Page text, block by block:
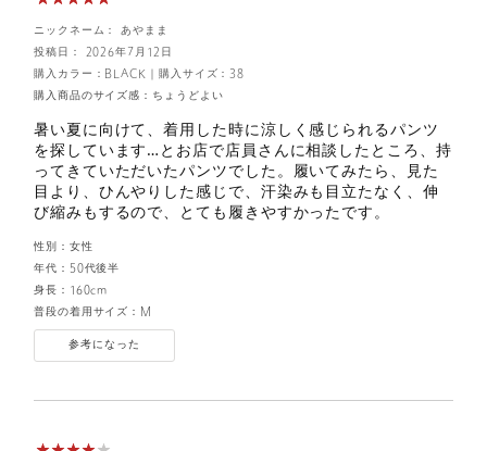
ニックネーム： あやまま
投稿日： 2026年7月12日
購入サイズ：38
購入カラー：BLACK
購入商品のサイズ感： ちょうどよい
暑い夏に向けて、着用した時に涼しく感じられるパンツ
を探しています…とお店で店員さんに相談したところ、持
ってきていただいたパンツでした。履いてみたら、見た
目より、ひんやりした感じで、汗染みも目立たなく、伸
び縮みもするので、とても履きやすかったです。
性別： 女性
年代： 50代後半
身長： 160cm
普段の着用サイズ： M
参考になった